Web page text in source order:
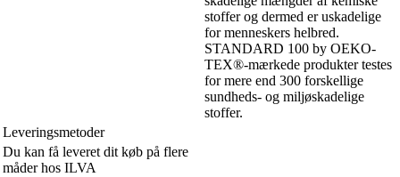
stoffer og dermed er uskadelige
for menneskers helbred.
STANDARD 100 by OEKO-
TEX®-mærkede produkter testes
for mere end 300 forskellige
sundheds- og miljøskadelige
stoffer.
Leveringsmetoder
Du kan få leveret dit køb på flere
måder hos ILVA